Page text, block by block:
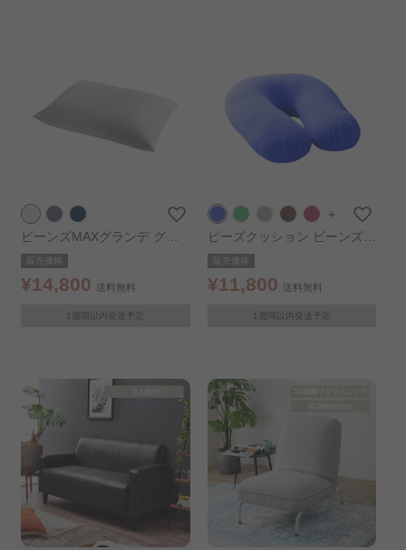
ビーンズMAXグランデ グレ
ー販売価格
¥14,800 送料無料
1週間以内発送予定
＋
ビーズクッション ビーンズM
AX U字サポートMAX ブルー
販売価格
¥11,800 送料無料
1週間以内発送予定